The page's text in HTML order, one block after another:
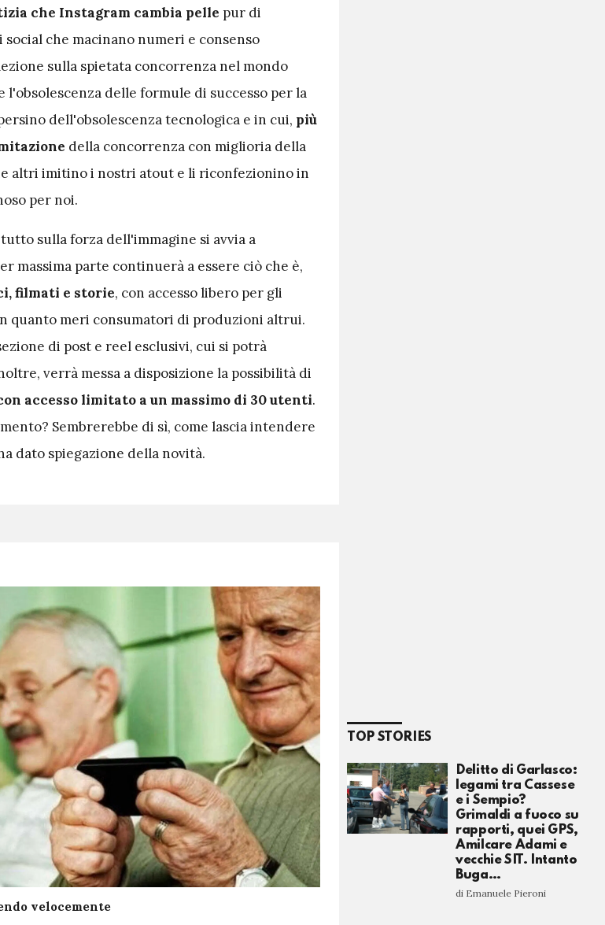
che Instagram cambia pelle pur di
che macinano numeri e consenso
sulla spietata concorrenza nel mondo
l'obsolescenza delle formule di successo per la
dell'obsolescenza tecnologica e in cui, più
della concorrenza con miglioria della
altri imitino i nostri atout e li riconfezionino in
per noi.
sulla forza dell'immagine si avvia a
massima parte continuerà a essere ciò che è,
filmati e storie, con accesso libero per gli
quanto meri consumatori di produzioni altrui.
di post e reel esclusivi, cui si potrà
verrà messa a disposizione la possibilità di
accesso limitato a un massimo di 30 utenti.
Sembrerebbe di sì, come lascia intendere
dato spiegazione della novità.
velocemente
TOP STORIES
Delitto di Garlasco:
legami tra Cassese
e i Sempio?
Grimaldi a fuoco su
rapporti, quei GPS,
Amilcare Adami e
vecchie SIT. Intanto
Buga…
di Emanuele Pieroni